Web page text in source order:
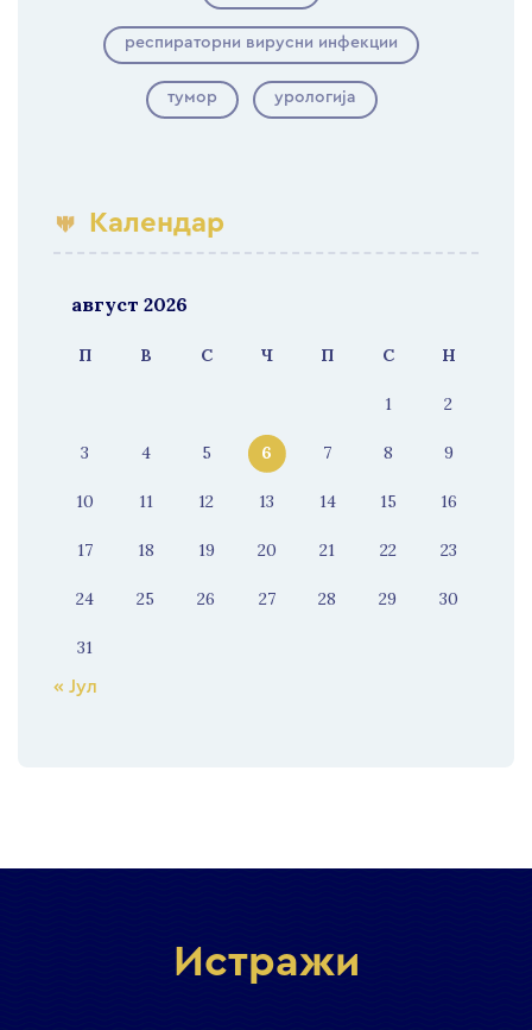
респираторни вирусни инфекции
тумор урологија
Календар
август 2026
П В С Ч П С Н
1 2
3 4 5 6 7 8 9
10 11 12 13 14 15 16
17 18 19 20 21 22 23
24 25 26 27 28 29 30
31
« Јул
Истражи